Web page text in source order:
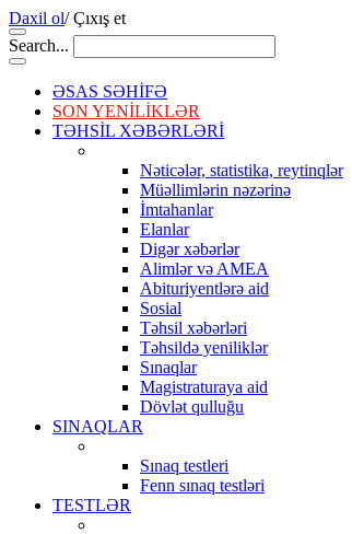
Daxil ol/Çıxış et
Search...
ƏSAS SƏHİFƏ
SON YENİLİKLƏR
TƏHSİL XƏBƏRLƏRİ
Nəticələr, statistika, reytinqlər
Müəllimlərin nəzərinə
İmtahanlar
Elanlar
Digər xəbərlər
Alimlər və AMEA
Abituriyentlərə aid
Sosial
Təhsil xəbərləri
Təhsildə yeniliklər
Sınaqlar
Magistraturaya aid
Dövlət qulluğu
SINAQLAR
Sınaq testleri
Fenn sınaq testləri
TESTLƏR